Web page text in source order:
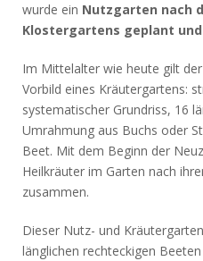
wurde ein Nutzgarten nach
Klostergartens geplant
Im Mittelalter wie heute gilt
Vorbild eines Kräutergartens:
systematischer Grundriss, 16
Umrahmung aus Buchs oder
Beet. Mit dem Beginn der
Heilkräuter im Garten nach
zusammen.
Dieser Nutz- und
länglichen rechteckigen